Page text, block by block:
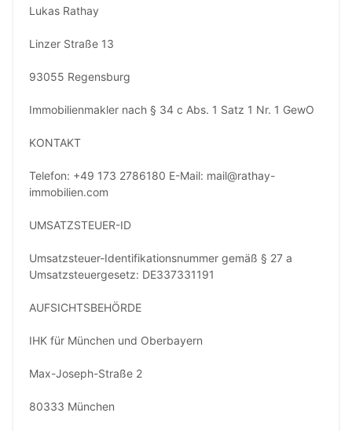
Lukas Rathay
Linzer Straße 13
93055 Regensburg
Immobilienmakler nach § 34 c Abs. 1 Satz 1 Nr. 1 GewO
KONTAKT
Telefon: +49 173 2786180 E-Mail: mail@rathay-
immobilien.com
UMSATZSTEUER-ID
Umsatzsteuer-Identifikationsnummer gemäß § 27 a
Umsatzsteuergesetz: DE337331191
AUFSICHTSBEHÖRDE
IHK für München und Oberbayern
Max-Joseph-Straße 2
80333 München